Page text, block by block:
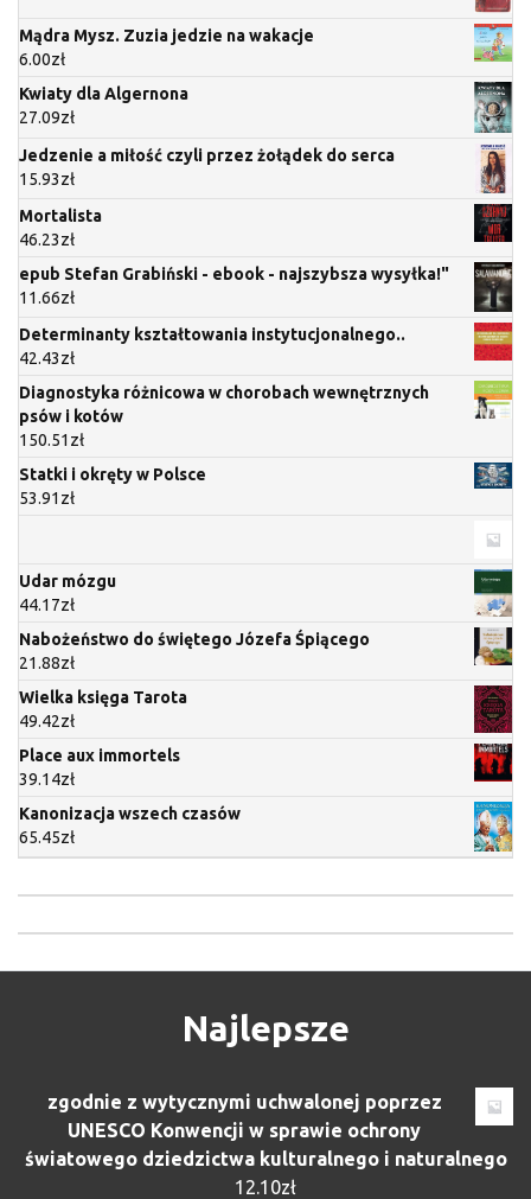
Mądra Mysz. Zuzia jedzie na wakacje
6.00zł
Kwiaty dla Algernona
27.09zł
Jedzenie a miłość czyli przez żołądek do serca
15.93zł
Mortalista
46.23zł
epub Stefan Grabiński - ebook - najszybsza wysyłka!"
11.66zł
Determinanty kształtowania instytucjonalnego..
42.43zł
Diagnostyka różnicowa w chorobach wewnętrznych
psów i kotów
150.51 zł
Statki i okręty w Polsce
53.91 zł
Udar mózgu
44.17zł
Nabożeństwo do świętego Józefa Śpiącego
21.88zł
Wielka księga Tarota
49.42zł
Place aux immortels
39.14zł
Kanonizacja wszech czasów
65.45zł
Najlepsze
zgodnie z wytycznymi uchwalonej poprzez
UNESCO Konwencji w sprawie ochrony
światowego dziedzictwa kulturalnego i naturalnego
12.10zł